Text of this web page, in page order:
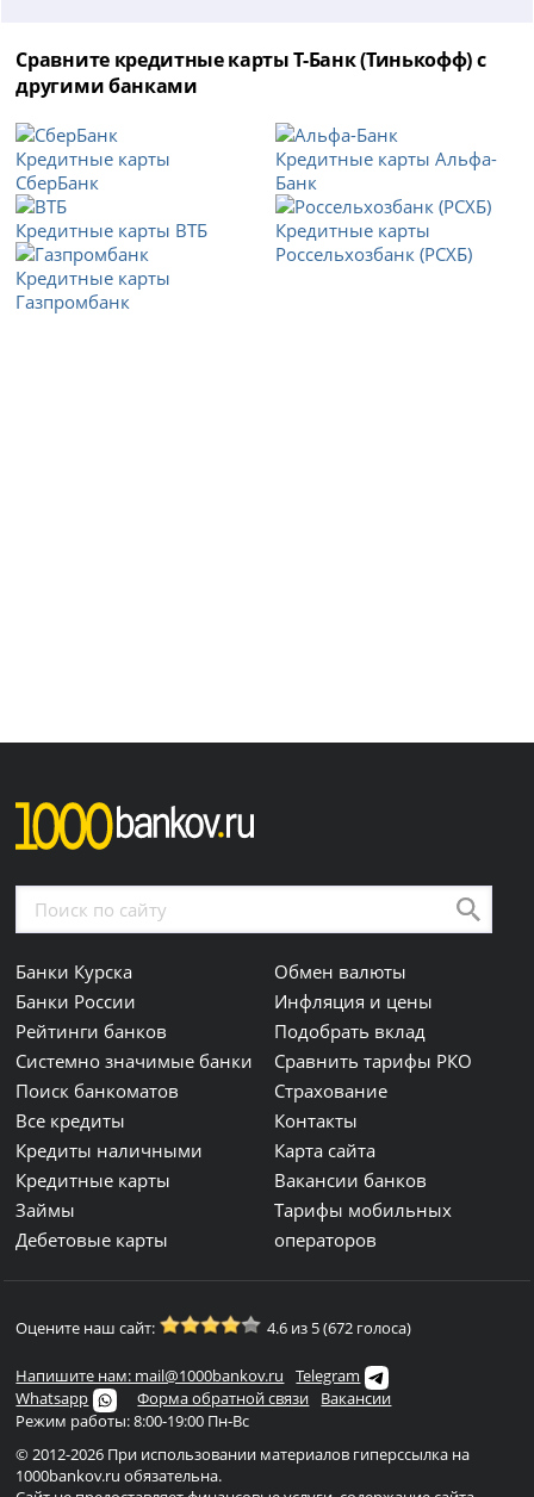
Сравните кредитные карты Т-Банк (Тинькофф) с
другими банками
Кредитные карты
СберБанк
Кредитные карты ВТБ
Кредитные карты
Газпромбанк
Кредитные карты Альфа-
Банк
Кредитные карты
Россельхозбанк (РСХБ)
Банки Курска
Банки России
Рейтинги банков
Системно значимые банки
Поиск банкоматов
Все кредиты
Кредиты наличными
Кредитные карты
Займы
Дебетовые карты
Обмен валюты
Инфляция и цены
Подобрать вклад
Сравнить тарифы РКО
Страхование
Контакты
Карта сайта
Вакансии банков
Тарифы мобильных
операторов
Оцените наш сайт: 4.6 из 5 (672 голоса)
Напишите нам: mail@1000bankov.ru
Telegram
Whatsapp
Форма обратной связи
Вакансии
Режим работы: 8:00-19:00 Пн-Вс
© 2012-2026 При использовании материалов гиперссылка на
1000bankov.ru обязательна.